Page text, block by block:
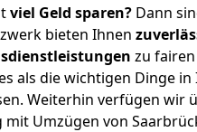
viel Geld sparen? Dann
bieten Ihnen
zu
als die wichtigen Dinge
Weiterhin verfügen wir
Umzügen von